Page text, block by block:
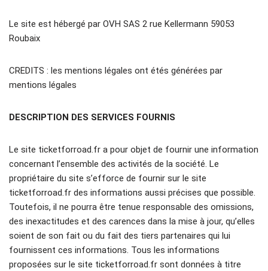
Le site est hébergé par OVH SAS 2 rue Kellermann 59053
Roubaix
CREDITS : les mentions légales ont étés générées par
mentions légales
DESCRIPTION DES SERVICES FOURNIS
Le site ticketforroad.fr a pour objet de fournir une information
concernant l’ensemble des activités de la société. Le
propriétaire du site s’efforce de fournir sur le site
ticketforroad.fr des informations aussi précises que possible.
Toutefois, il ne pourra être tenue responsable des omissions,
des inexactitudes et des carences dans la mise à jour, qu’elles
soient de son fait ou du fait des tiers partenaires qui lui
fournissent ces informations. Tous les informations
proposées sur le site ticketforroad.fr sont données à titre